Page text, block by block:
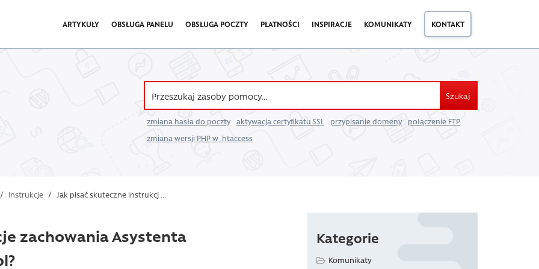
ARTYKUŁY OBSŁUGA PANELU OBSŁUGA POCZTY PŁATNOŚCI INSPIRACJE KOMUNIKATY KONTAKT
Szukaj
zmiana hasła do poczty aktywacja certyfikatu SSL przypisanie domeny
połączenie FTP
zmiana wersji PHP w .htaccess
/ Instrukcje / Jak pisać skuteczne instrukcj ...
zachowania Asystenta
Kategorie
Komunikaty